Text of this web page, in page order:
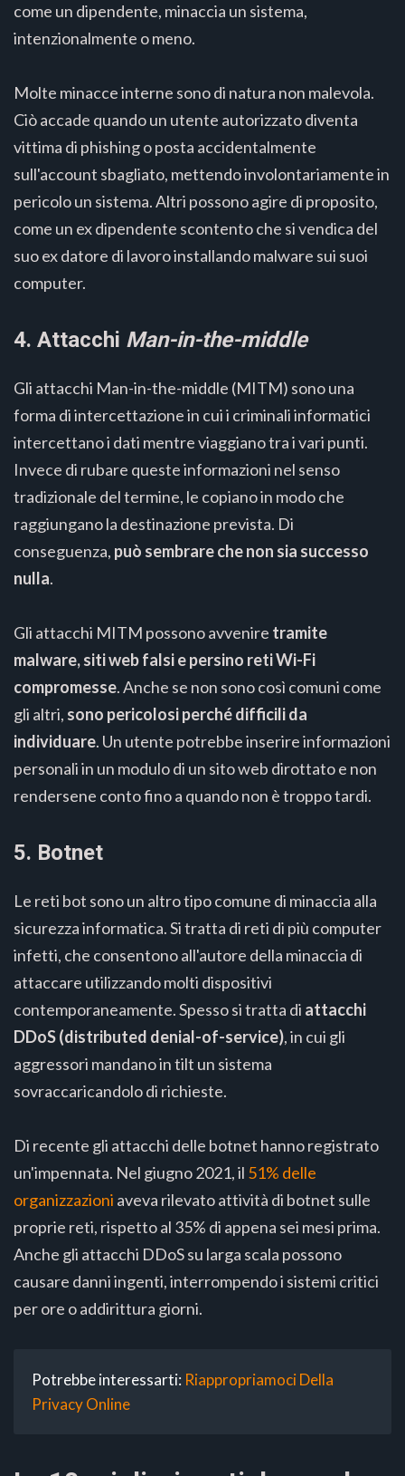
come un dipendente, minaccia un sistema,
intenzionalmente o meno.
Molte minacce interne sono di natura non malevola.
Ciò accade quando un utente autorizzato diventa
vittima di phishing o posta accidentalmente
sull'account sbagliato, mettendo involontariamente in
pericolo un sistema. Altri possono agire di proposito,
come un ex dipendente scontento che si vendica del
suo ex datore di lavoro installando malware sui suoi
computer.
4. Attacchi Man-in-the-middle
Gli attacchi Man-in-the-middle (MITM) sono una
forma di intercettazione in cui i criminali informatici
intercettano i dati mentre viaggiano tra i vari punti.
Invece di rubare queste informazioni nel senso
tradizionale del termine, le copiano in modo che
raggiungano la destinazione prevista. Di
conseguenza, può sembrare che non sia successo
nulla.
Gli attacchi MITM possono avvenire tramite
malware, siti web falsi e persino reti Wi-Fi
compromesse. Anche se non sono così comuni come
gli altri, sono pericolosi perché difficili da
individuare. Un utente potrebbe inserire informazioni
personali in un modulo di un sito web dirottato e non
rendersene conto fino a quando non è troppo tardi.
5. Botnet
Le reti bot sono un altro tipo comune di minaccia alla
sicurezza informatica. Si tratta di reti di più computer
infetti, che consentono all'autore della minaccia di
attaccare utilizzando molti dispositivi
contemporaneamente. Spesso si tratta di attacchi
DDoS (distributed denial-of-service), in cui gli
aggressori mandano in tilt un sistema
sovraccaricandolo di richieste.
Di recente gli attacchi delle botnet hanno registrato
un'impennata. Nel giugno 2021, il 51% delle
organizzazioni aveva rilevato attività di botnet sulle
proprie reti, rispetto al 35% di appena sei mesi prima.
Anche gli attacchi DDoS su larga scala possono
causare danni ingenti, interrompendo i sistemi critici
per ore o addirittura giorni.
Potrebbe interessarti: Riappropriamoci Della
Privacy Online